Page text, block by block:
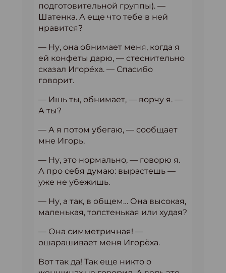
подготовительной группы). —
Шатенка. А еще что тебе в ней
нравится?
— Ну, она обнимает меня, когда я
ей конфеты дарю, — стеснительно
сказал Игорёха. — Спасибо
говорит.
— Ишь ты, обнимает, — ворчу я. —
А ты?
— А я потом убегаю, — сообщает
мне Игорь.
— Ну, это нормально, — говорю я.
А про себя думаю: вырастешь —
уже не убежишь.
— Ну, а так, в общем… Она высокая,
маленькая, толстенькая или худая?
— Она симметричная! —
ошарашивает меня Игорёха.
Вот так да! Так еще никто о